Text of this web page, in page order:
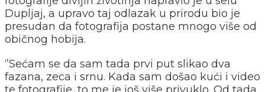
Dupljaj, a upravo taj odlazak u prirodu bio je
presudan da fotografija postane mnogo više od
običnog hobija.
‘’Sećam se da sam tada prvi put slikao dva
fazana, zeca i srnu. Kada sam došao kući i video
te fotografije, to me je još više privuklo. Od tada